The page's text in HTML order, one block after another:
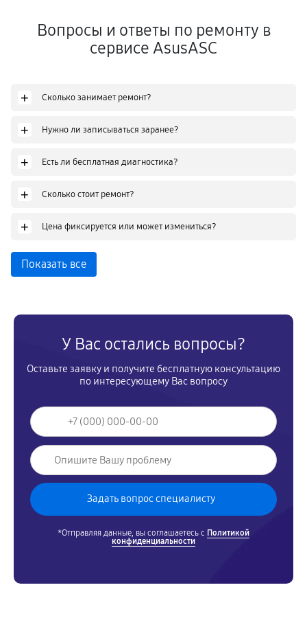
Вопросы и ответы по ремонту в
сервисе AsusASC
+ Сколько занимает ремонт?
+ Нужно ли записываться заранее?
+ Есть ли бесплатная диагностика?
+ Сколько стоит ремонт?
+ Цена фиксируется или может измениться?
Показать все
У Вас остались вопросы?
Оставьте заявку и получите бесплатную консультацию
по интересующему Вас вопросу
*Отправляя данные, вы соглашаетесь с Политикой
конфиденциальности